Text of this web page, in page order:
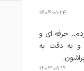
1404-01-24
حرفه ای و
و به دقت به
1403-08-19